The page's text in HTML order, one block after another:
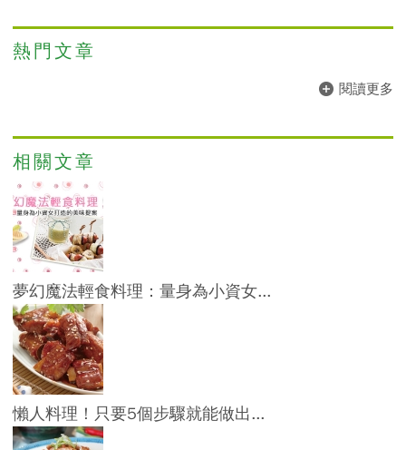
熱門文章
閱讀更多
相關文章
夢幻魔法輕食料理：量身為小資女...
懶人料理！只要5個步驟就能做出...